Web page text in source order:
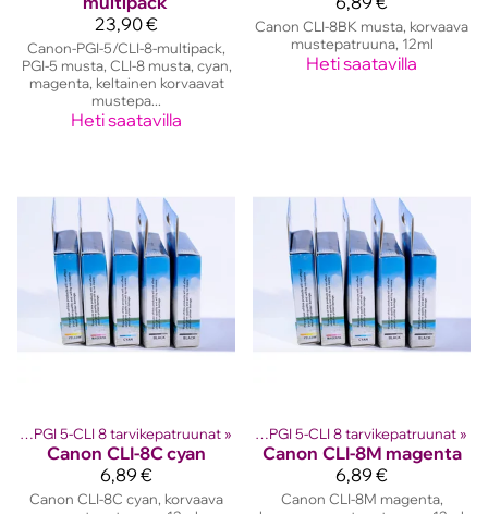
23,90 €
Canon-PGI-5/CLI-8-multipack,
PGI-5 musta, CLI-8 musta, cyan,
magenta, keltainen korvaavat
mustepa...
Heti saatavilla
Canon CLI-8BK musta, korvaava
mustepatruuna, 12ml
Heti saatavilla
Canon PGI 5-CLI 8 tarvikepatruunat ‪»
Canon CLI-8C cyan
6,89 €
Canon CLI-8C cyan, korvaava
kasetit ‪»Canon mustekasetit‪» Canon PGI 5-CLI 8 tarvikepatruunat ‪»
Canon CLI-8M magenta
6,89 €
Canon CLI-8M magenta,